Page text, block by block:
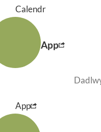
Calendr
App
App